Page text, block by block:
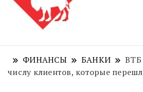
ФИНАНСЫ БАНКИ
ВТБ
числу клиентов, которые